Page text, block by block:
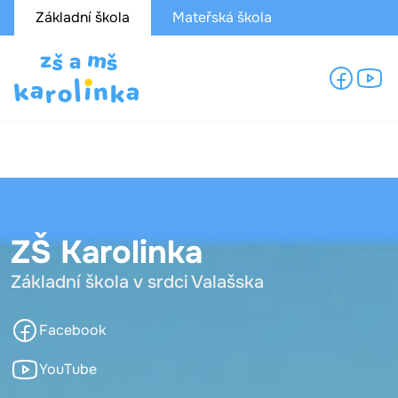
Základní škola Mateřská škola
ZŠ Karolinka
Základní škola v srdci Valašska
Facebook
YouTube